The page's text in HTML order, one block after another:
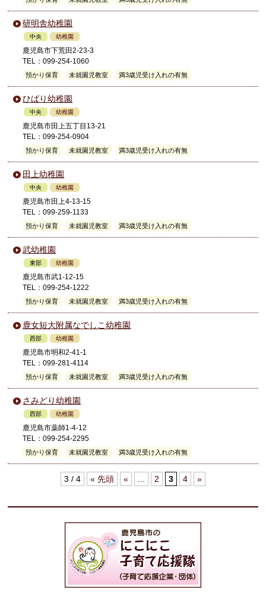
研明舎幼稚園
中央 幼稚園
鹿児島市下荒田2-23-3
TEL：099-254-1060
預かり保育 未就園児教室 満3歳児受け入れの有無
ひばり幼稚園
中央 幼稚園
鹿児島市田上五丁目13-21
TEL：099-254-0904
預かり保育 未就園児教室 満3歳児受け入れの有無
田上幼稚園
中央 幼稚園
鹿児島市田上4-13-15
TEL：099-259-1133
預かり保育 未就園児教室 満3歳児受け入れの有無
武幼稚園
東部 幼稚園
鹿児島市武1-12-15
TEL：099-254-1222
預かり保育 未就園児教室 満3歳児受け入れの有無
鹿女短大附属なでしこ幼稚園
西部 幼稚園
鹿児島市明和2-41-1
TEL：099-281-4114
預かり保育 未就園児教室 満3歳児受け入れの有無
さみどり幼稚園
西部 幼稚園
鹿児島市薬師1-4-12
TEL：099-254-2295
預かり保育 未就園児教室 満3歳児受け入れの有無
3 / 4 « 先頭 « ... 2 3 4 »